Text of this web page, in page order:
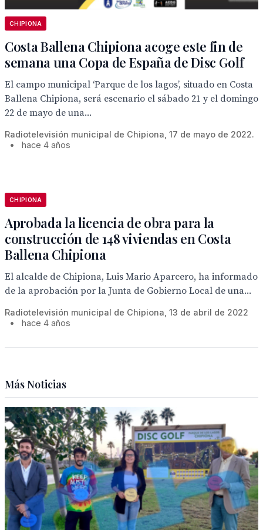
CHIPIONA
Costa Ballena Chipiona acoge este fin de
semana una Copa de España de Disc Golf
El campo municipal ‘Parque de los lagos’, situado en Costa
Ballena Chipiona, será escenario el sábado 21 y el domingo
22 de mayo de una...
Radiotelevisión municipal de Chipiona, 17 de mayo de 2022.
•
hace 4 años
CHIPIONA
Aprobada la licencia de obra para la
construcción de 148 viviendas en Costa
Ballena Chipiona
El alcalde de Chipiona, Luis Mario Aparcero, ha informado
de la aprobación por la Junta de Gobierno Local de una...
Radiotelevisión municipal de Chipiona, 13 de abril de 2022
•
hace 4 años
Más Noticias